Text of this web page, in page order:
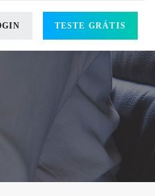
TESTE GRÁTIS